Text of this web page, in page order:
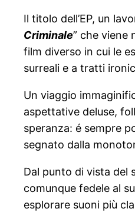
Il titolo dell’EP, un
Criminale” che viene
film diverso in cui le
surreali e a tratti
Un viaggio
aspettative deluse,
speranza: é sempre
segnato dalla
Dal punto di vista del
comunque fedele al
esplorare suoni più